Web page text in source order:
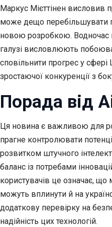
Маркус Мієттінен висловив
може дещо перебільшувати
новою розробкою. Водночас
галузі висловлюють
сповільнити прогрес у
зростаючої конкуренції з
Порада від
Ця новина є важливою для
прагне контролювати
розвитком штучного
баланс із потребами
користувачів це означає, що
можуть вплинути й на
додаткову перевірку на
надійність цих технологій.